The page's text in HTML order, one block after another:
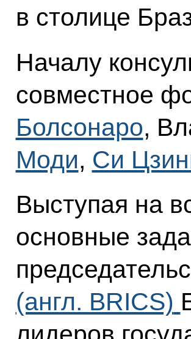
в столице
Началу
совместное
Болсонаро,
Моди, Си
Выступая на
основные
(англ. BRICS)